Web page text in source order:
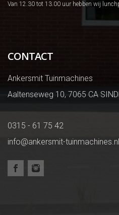
Van 12.30 tot 13.00 uur hebben wij
CONTACT
Ankersmit Tuinmachines
Aaltenseweg 10, 7065 CA
0315 - 61 75 42
info@ankersmit-tuinmachines.nl